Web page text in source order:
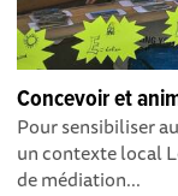
Concevoir et
Pour sensibiliser
un contexte local
de médiation...